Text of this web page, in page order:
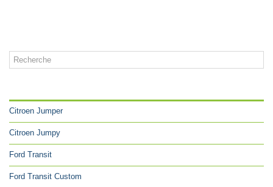
Citroen Jumper
Citroen Jumpy
Ford Transit
Ford Transit Custom